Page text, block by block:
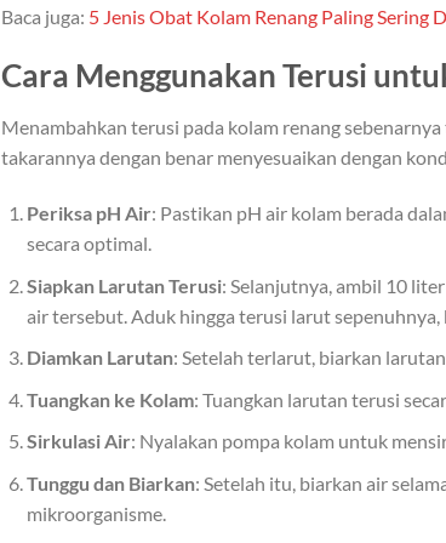
Baca juga: 5 Jenis Obat Kolam Renang Paling Sering
Cara Menggunakan Terusi
Menambahkan terusi pada kolam renang
takarannya dengan benar menyesuaikan dengan
Periksa pH Air: Pastikan pH air kolam berada
secara optimal.
Siapkan Larutan Terusi: Selanjutnya, ambil 10
air tersebut. Aduk hingga terusi larut
Diamkan Larutan: Setelah terlarut, biarkan
Tuangkan ke Kolam: Tuangkan larutan terusi
Sirkulasi Air: Nyalakan pompa kolam untuk
Tunggu dan Biarkan: Setelah itu, biarkan air
mikroorganisme.